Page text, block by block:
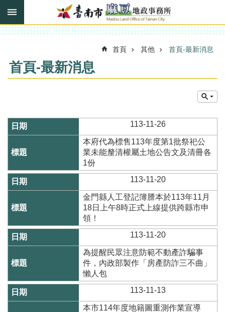
跳到主要內容區塊
搜
進
階
報
關
介
上
辦
與
查
詢
民
服
首頁 其他 首頁-最新消息
首頁-最新消息
113-11-26
本府代為標售113年度第1批祭祀公
業未能釐清權屬土地公告文及清冊各
1份
113-11-20
金門縣人工登記簿謄本於113年11月
18日上午8時正式上線提供跨縣市申
領！
113-11-20
為提醒民眾注意防範不動產詐騙事
件，內政部製作「房產防詐三不曲」
懶人包
113-11-13
本市114年度地籍圖重測作業宣導